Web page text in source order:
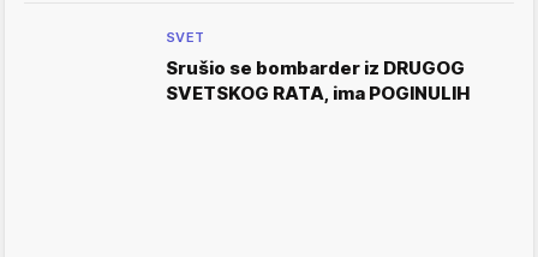
SVET
Srušio se bombarder iz DRUGOG
SVETSKOG RATA, ima POGINULIH